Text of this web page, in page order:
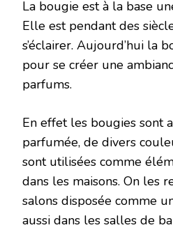
La bougie est à la base
Elle est pendant des
s’éclairer. Aujourd’hui la
pour se créer une
parfums.
En effet les bougies sont
parfumée, de divers
sont utilisées comme
dans les maisons. On les
salons disposée comme
aussi dans les salles de